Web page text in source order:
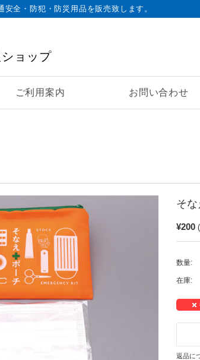
ョップ
全・防犯・防災用品を販売致します。
ご利用案内 お問い合わせ
そ
¥200
数量:
在庫:
返品に